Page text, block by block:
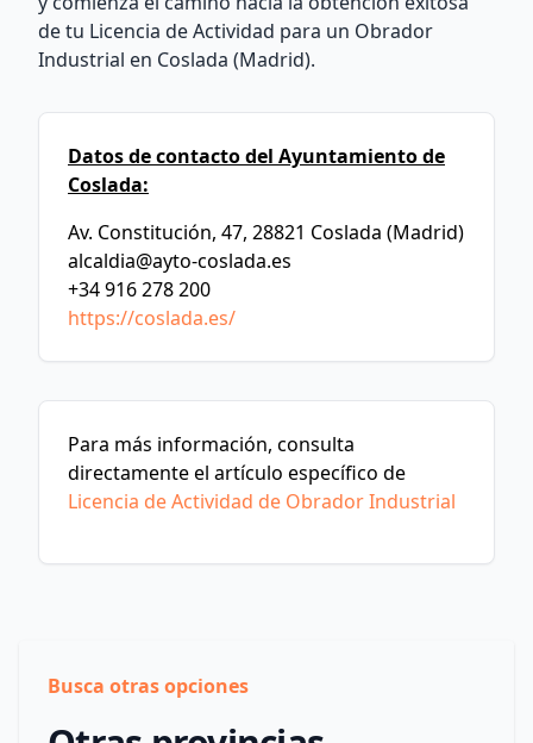
de tu Licencia de Actividad para un Obrador
Industrial en Coslada (Madrid).
Datos de contacto del Ayuntamiento de
Coslada:
Av. Constitución, 47, 28821 Coslada (Madrid)
alcaldia@ayto-coslada.es
+34 916 278 200
https://coslada.es/
Para más información, consulta
directamente el artículo específico de
Licencia de Actividad de Obrador Industrial
Busca otras opciones